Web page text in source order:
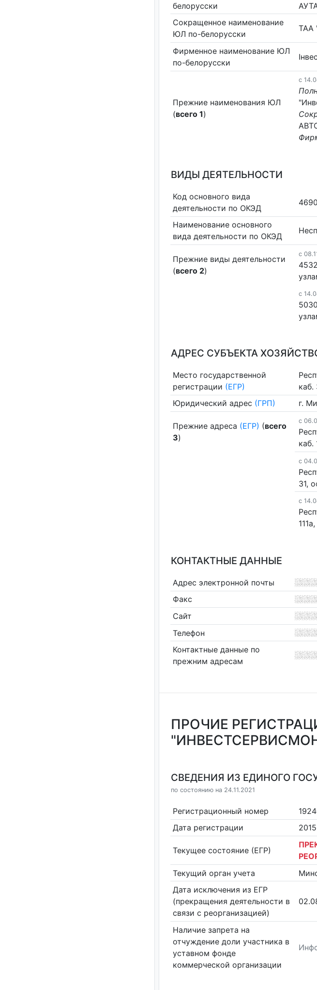
белорусски
Сокращенное наименование
ЮЛ по-белорусски
ТАА
Фирменное наименование ЮЛ
по-белорусски
Прежние наименования ЮЛ
(всего 1)
c
ВИДЫ ДЕЯТЕЛЬНОСТИ
Код основного вида
деятельности по ОКЭД
Наименование основного
вида деятельности по ОКЭД
Прежние виды деятельности
(всего 2)
c
c
АДРЕС СУБЪЕКТА
Место государственной
регистрации (ЕГР)
каб.
Юридический адрес (ГРП) г.
Прежние адреса (ЕГР) (всего
3)
c
каб.
c
31,
c
КОНТАКТНЫЕ ДАННЫЕ
Адрес электронной почты
Факс
Сайт
Телефон
Контактные данные по
прежним адресам
ПРОЧИЕ
СВЕДЕНИЯ ИЗ ЕДИНОГО
по состоянию на 24.11.2021
Регистрационный номер
Дата регистрации
Текущее состояние (ЕГР)
Текущий орган учета
Дата исключения из ЕГР
(прекращения деятельности в
связи с реорганизацией)
Наличие запрета на
отчуждение доли участника в
уставном фонде
коммерческой организации